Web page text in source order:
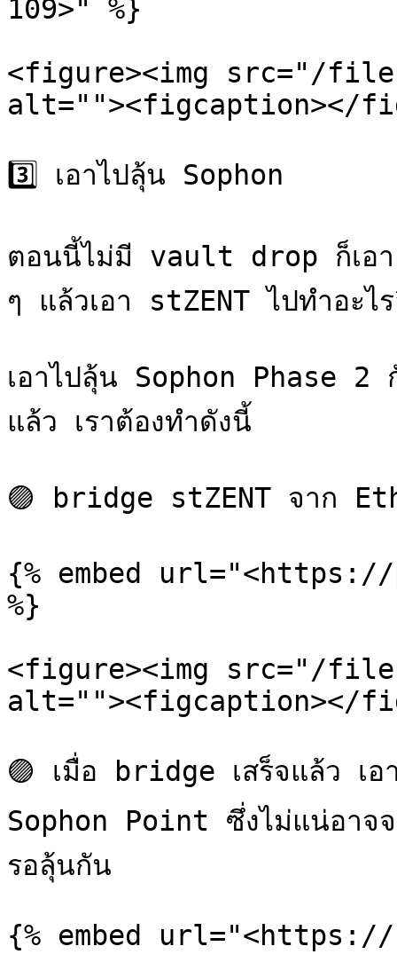
109>" %}
<figure><img src="/files/
alt=""><figcaption></
3️⃣ เอาไปลุ้น Sophon
ตอนนี้ไม่มี vault drop ก็เอ
ๆ แล้วเอา stZENT ไปทำอะไ
เอาไปลุ้น Sophon Phase
แล้ว เราต้องทำดังนี้
🟣 bridge stZENT จาก
{% embed
%}
<figure><img src="/files/
alt=""><figcaption></
🟣 เมื่อ bridge เสร็จแล้ว เ
Sophon Point ซึ่งไม่แน่อาจจ
รอลุ้นกัน
{% embed